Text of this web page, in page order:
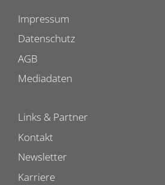
Impressum
Datenschutz
AGB
Mediadaten
Links & Partner
Kontakt
Newsletter
Karriere